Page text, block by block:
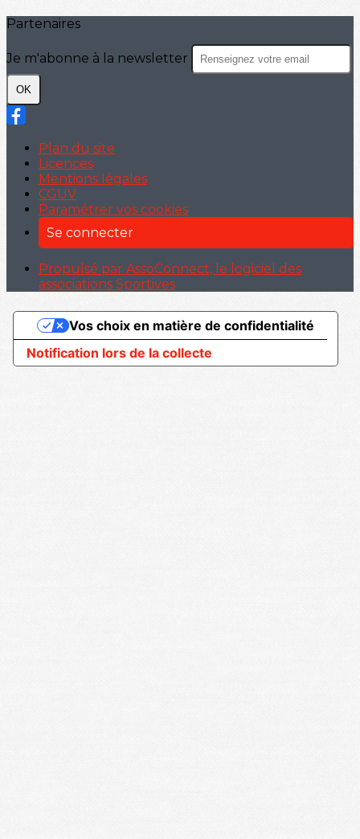
Partenaires
Je m'abonne à la newsletter
OK
Plan du site
Licences
Mentions légales
CGUV
Paramétrer vos cookies
Se connecter
Propulsé par AssoConnect, le logiciel des
associations Sportives
Notification lors de la collecte
Vos choix en matière de confidentialité